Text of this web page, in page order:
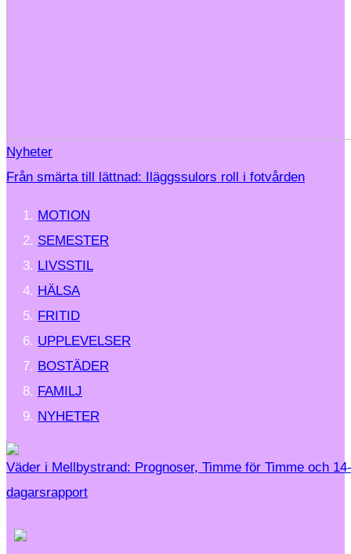
Nyheter
Från smärta till lättnad: Iläggssulors roll i fotvården
MOTION
SEMESTER
LIVSSTIL
HÄLSA
FRITID
UPPLEVELSER
BOSTÄDER
FAMILJ
NYHETER
Väder i Mellbystrand: Prognoser, Timme för Timme och 14-
dagarsrapport